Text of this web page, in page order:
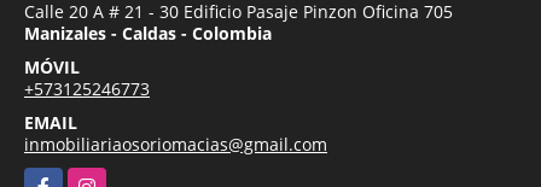
UBICACIÓN
Calle 20 A # 21 - 30 Edificio Pasaje Pinzon Oficina 705
Manizales - Caldas - Colombia
MÓVIL
+573125246773
EMAIL
inmobiliariaosoriomacias@gmail.com